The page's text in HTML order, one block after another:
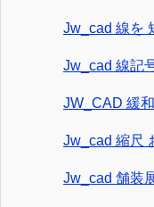
Jw_cad 線を
Jw_cad 線記
JW_CAD 緩
Jw_cad 縮尺
Jw_cad 舗装